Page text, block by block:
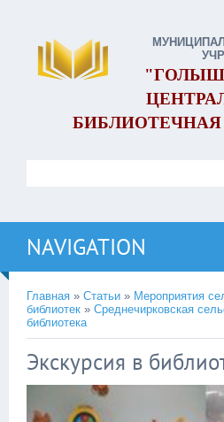
NAVIGATION
Главная » Статьи » Мероприятия
библиотек » Среднечирковская
библиотека
Экскурсия в